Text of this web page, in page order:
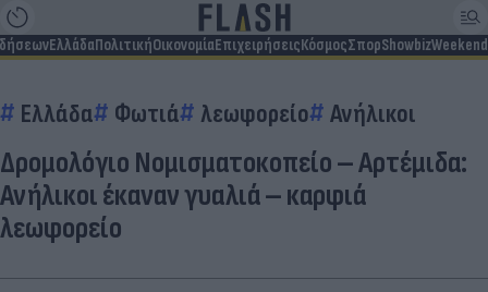
ΕλλάδαΠολιτικήΟικονομίαΕπιχειρήσειςΚόσμοςΣπορShowbizWeekend
Ελλάδα Φωτιά λεωφορείο Ανήλικοι
Δρομολόγιο Νομισματοκοπείο – Αρτέμιδα:
Ανήλικοι έκαναν γυαλιά – καρφιά
λεωφορείο